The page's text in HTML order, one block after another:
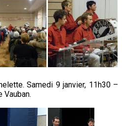
Samedi 9 janvier, 11h30 –
Vauban.